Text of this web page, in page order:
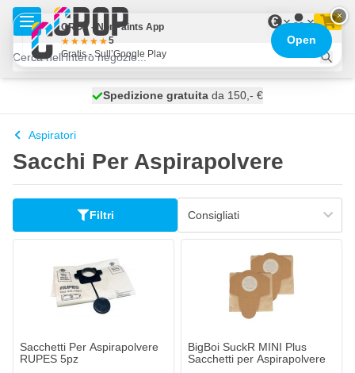
Salta al contenuto
€
spedito domani
Spedizione gratuita da 150,- €
100 giorni
Aspiratori
Sacchi Per Aspirapolvere
Filtri
Sacchetti Per Aspirapolvere
RUPES 5pz
BigBoi SuckR MINI Plus
Sacchetti per Aspirapolvere
×
CROP - NonPaints App
5
Gratis - Sull’Google Play
Open